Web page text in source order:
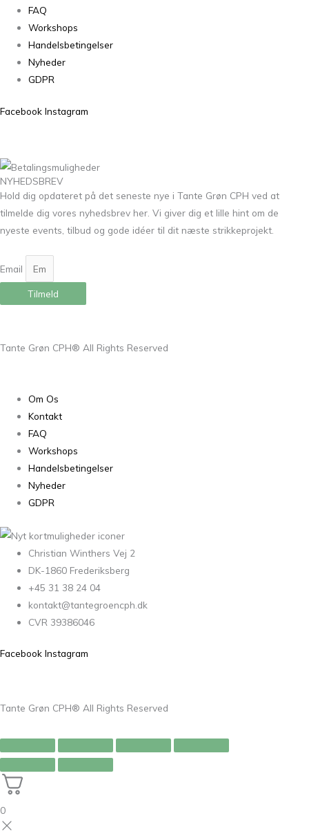
FAQ
Workshops
Handelsbetingelser
Nyheder
GDPR
Facebook Instagram
NYHEDSBREV
Hold dig opdateret på det seneste nye i Tante Grøn CPH ved at
tilmelde dig vores nyhedsbrev her. Vi giver dig et lille hint om de
nyeste events, tilbud og gode idéer til dit næste strikkeprojekt.
Email
Tilmeld
Tante Grøn CPH® All Rights Reserved
Om Os
Kontakt
FAQ
Workshops
Handelsbetingelser
Nyheder
GDPR
Christian Winthers Vej 2
DK-1860 Frederiksberg
+45 31 38 24 04
kontakt@tantegroencph.dk
CVR 39386046
Facebook Instagram
Tante Grøn CPH® All Rights Reserved
0